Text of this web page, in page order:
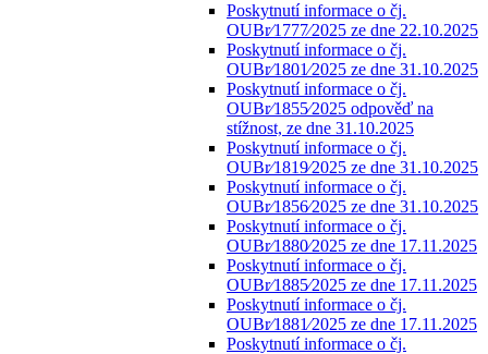
Poskytnutí informace o čj.
OUBr⁄1777⁄2025 ze dne 22.10.2025
Poskytnutí informace o čj.
OUBr⁄1801⁄2025 ze dne 31.10.2025
Poskytnutí informace o čj.
OUBr⁄1855⁄2025 odpověď na
stížnost, ze dne 31.10.2025
Poskytnutí informace o čj.
OUBr⁄1819⁄2025 ze dne 31.10.2025
Poskytnutí informace o čj.
OUBr⁄1856⁄2025 ze dne 31.10.2025
Poskytnutí informace o čj.
OUBr⁄1880⁄2025 ze dne 17.11.2025
Poskytnutí informace o čj.
OUBr⁄1885⁄2025 ze dne 17.11.2025
Poskytnutí informace o čj.
OUBr⁄1881⁄2025 ze dne 17.11.2025
Poskytnutí informace o čj.